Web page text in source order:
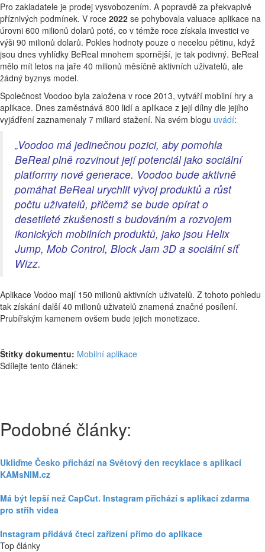
Pro zakladatele je prodej vysvobozením. A popravdě za překvapivě
příznivých podmínek. V roce 2022 se pohybovala valuace aplikace na
úrovni 600 milionů dolarů poté, co v témže roce získala investici ve
výši 90 milionů dolarů. Pokles hodnoty pouze o necelou pětinu, když
jsou dnes vyhlídky BeReal mnohem spornější, je tak podivný. BeReal
mělo mít letos na jaře 40 milionů měsíčně aktivních uživatelů, ale
žádný byznys model.
Společnost Voodoo byla založena v roce 2013, vytváří mobilní hry a
aplikace. Dnes zaměstnává 800 lidí a aplikace z její dílny dle jejího
vyjádření zaznamenaly 7 miliard stažení. Na svém blogu uvádí:
„Voodoo má jedinečnou pozici, aby pomohla
BeReal plně rozvinout její potenciál jako sociální
platformy nové generace. Voodoo bude aktivně
pomáhat BeReal urychlit vývoj produktů a růst
počtu uživatelů, přičemž se bude opírat o
desetileté zkušenosti s budováním a rozvojem
ikonických mobilních produktů, jako jsou Helix
Jump, Mob Control, Block Jam 3D a sociální síť
Wizz.
Aplikace Vodoo mají 150 milionů aktivních uživatelů. Z tohoto pohledu
tak získání další 40 milionů uživatelů znamená značné posílení.
Prubířským kamenem ovšem bude jejich monetizace.
Štítky dokumentu: Mobilní aplikace
Sdílejte tento článek:
Podobné články:
Ukliďme Česko přichází na Světový den recyklace s aplikací
KAMsNIM.cz
Má být lepší než CapCut. Instagram přichází s aplikací zdarma
pro střih videa
Instagram přidává čtecí zařízení přímo do aplikace
Top články